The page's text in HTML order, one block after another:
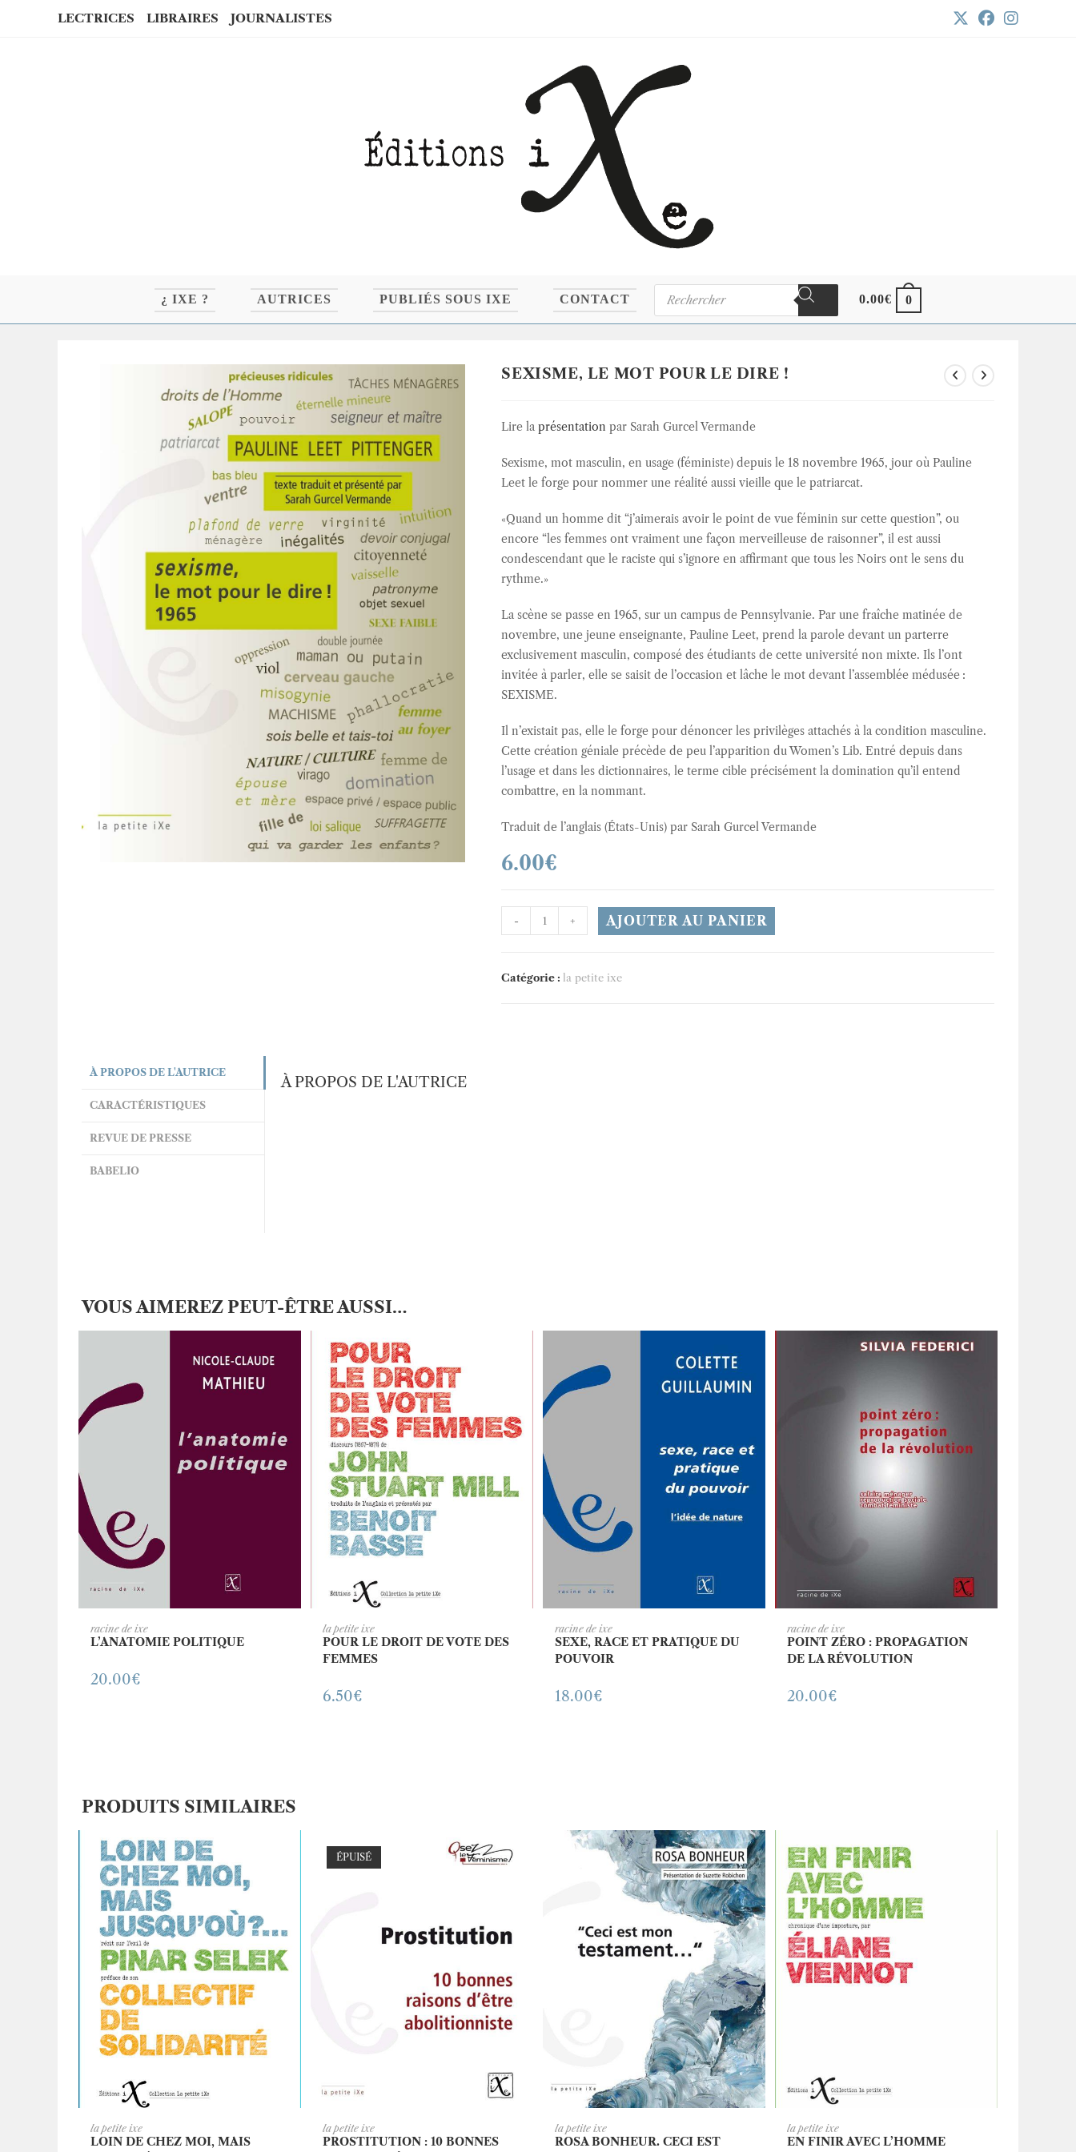
LECTRICES LIBRAIRES JOURNALISTES
¿ IXE ? AUTRICES PUBLIÉS SOUS IXE CONTACT
Recherche
de
produits
0.00€ 0
SEXISME, LE MOT POUR LE DIRE !
Lire laprésentation par Sarah Gurcel Vermande
Sexisme, mot masculin, en usage (féministe) depuis le 18 novembre 1965, jour où Pauline
Leet le forge pour nommer une réalité aussi vieille que le patriarcat.
«Quand un homme dit “j’aimerais avoir le point de vue féminin sur cette question”, ou
encore “les femmes ont vraiment une façon merveilleuse de raisonner”, il est aussi
condescendant que le raciste qui s’ignore en affirmant que tous les Noirs ont le sens du
rythme.»
La scène se passe en 1965, sur un campus de Pennsylvanie. Par une fraîche matinée de
novembre, une jeune enseignante, Pauline Leet, prend la parole devant un parterre
exclusivement masculin, composé des étudiants de cette université non mixte. Ils l’ont
invitée à parler, elle se saisit de l’occasion et lâche le mot devant l’assemblée médusée :
SEXISME.
Il n’existait pas, elle le forge pour dénoncer les privilèges attachés à la condition masculine.
Cette création géniale précède de peu l’apparition du Women’s Lib. Entré depuis dans
l’usage et dans les dictionnaires, le terme cible précisément la domination qu’il entend
combattre, en la nommant.
Traduit de l’anglais (États-Unis) par Sarah Gurcel Vermande
6.00€
quantité
de
le
- + AJOUTER AU PANIER
Catégorie : la petite ixe
À PROPOS DE L'AUTRICE
CARACTÉRISTIQUES
REVUE DE PRESSE
BABELIO
À PROPOS DE L'AUTRICE
VOUS AIMEREZ PEUT-ÊTRE AUSSI…
AJOUTER AU PANIER
racine de ixe
L’ANATOMIE POLITIQUE
20.00€
AJOUTER AU PANIER
la petite ixe
POUR LE DROIT DE VOTE DES
FEMMES
6.50€
AJOUTER AU PANIER
racine de ixe
SEXE, RACE ET PRATIQUE DU
POUVOIR
18.00€
AJOUTER AU PANIER
racine de ixe
POINT ZÉRO : PROPAGATION
DE LA RÉVOLUTION
20.00€
PRODUITS SIMILAIRES
AJOUTER AU PANIER
la petite ixe
LOIN DE CHEZ MOI, MAIS
ÉPUISÉ
AJOUTER AU PANIER
la petite ixe
PROSTITUTION : 10 BONNES
AJOUTER AU PANIER
la petite ixe
ROSA BONHEUR. CECI EST
AJOUTER AU PANIER
la petite ixe
EN FINIR AVEC L’HOMME